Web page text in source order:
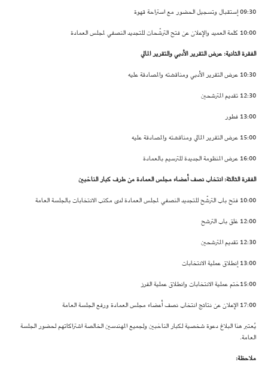
09:30 إستقبال وتسجيل الحضور مع استراحة قهوة
10:00 كلمة العميد والإعلان عن فتح الترشّحات للتجديد النصفي لمجلس العمادة
الفقرة الثانية: عرض التقرير الأدبي والتقرير المالي
10:30 عرض التقرير الأدبي ومناقشته والمصادقة عليه
12:30 تقديم المترشحين
13:00 فطور
15:00 عرض التقرير المالي ومناقشته والمصادقة عليه
16:00 عرض المنظومة الجديدة للترسيم بالعمادة
الفقرة الثالثة: انتخاب نصف أعضاء مجلس العمادة من طرف كبار الناخبين
10:00 فتح باب الترشّح للتجديد النصفي لمجلس العمادة لدى مكتب الانتخابات بالجلسة العامة
12:00 غلق باب الترشح
12:30 تقديم المترشحين
13:00 إنطلاق عملية الانتخابات
15:00ختم عملية الانتخابات وانطلاق عملية الفرز
17:00 الإعلان عن نتائج انتخاب نصف أعضاء مجلس العمادة ورفع الجلسة العامة
يُعتبر هذا البلاغ دعوة شخصية لكبار الناخبين ولجميع المهندسين الخالصة اشتراكاتهم لحضور الجلسة
العامة.
ملاحظة: